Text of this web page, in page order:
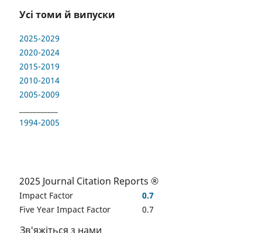
Усі томи й випуски
2025-2029
2020-2024
2015-2019
2010-2014
2005-2009
1994-2005
2025 Journal Citation Reports ®
Impact Factor
0.7
Five Year Impact Factor
0.7
Зв'яжіться з нами